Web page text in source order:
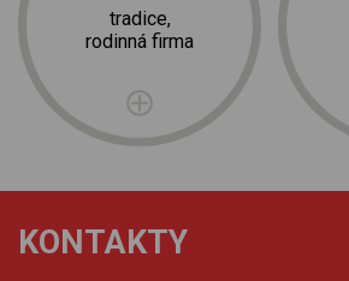
tradice,
rodinná firma
KONTAKTY